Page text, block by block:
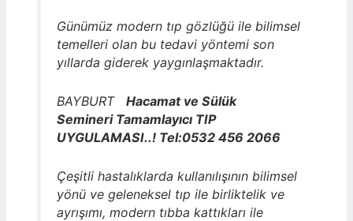
Günümüz modern tıp gözlüğü ile bilimsel
temelleri olan bu tedavi yöntemi son
yıllarda giderek yaygınlaşmaktadır.
BAYBURT Hacamat ve Sülük
Semineri Tamamlayıcı TIP
UYGULAMASI..! Tel:0532 456 2066
Çeşitli hastalıklarda kullanılışının bilimsel
yönü ve geleneksel tıp ile birliktelik ve
ayrışımı, modern tıbba kattıkları ile